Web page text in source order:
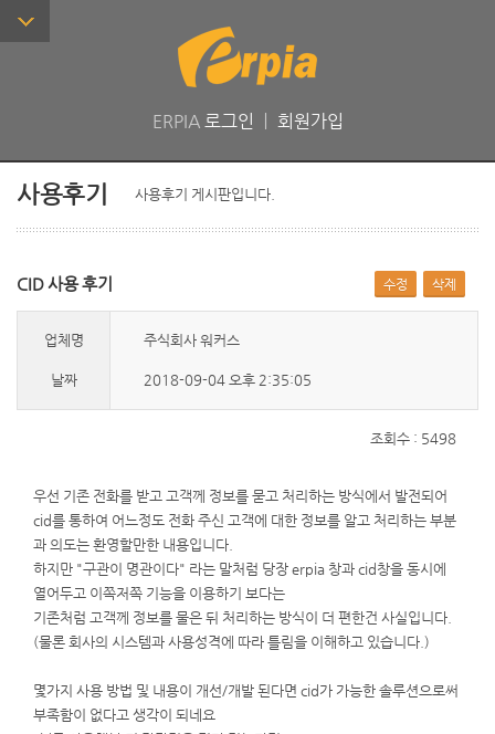
ERPIA 로그인 회원가입
사용후기 사용후기 게시판입니다.
CID 사용 후기 수정 삭제
업체명 주식회사 워커스
날짜 2018-09-04 오후 2:35:05
조회수 : 5498
우선 기존 전화를 받고 고객께 정보를 묻고 처리하는 방식에서 발전되어
cid를 통하여 어느정도 전화 주신 고객에 대한 정보를 알고 처리하는 부분
과 의도는 환영할만한 내용입니다.
하지만 "구관이 명관이다" 라는 말처럼 당장 erpia 창과 cid창을 동시에
열어두고 이쪽저쪽 기능을 이용하기 보다는
기존처럼 고객께 정보를 물은 뒤 처리하는 방식이 더 편한건 사실입니다.
(물론 회사의 시스템과 사용성격에 따라 틀림을 이해하고 있습니다.)
몇가지 사용 방법 및 내용이 개선/개발 된다면 cid가 가능한 솔루션으로써
부족함이 없다고 생각이 되네요